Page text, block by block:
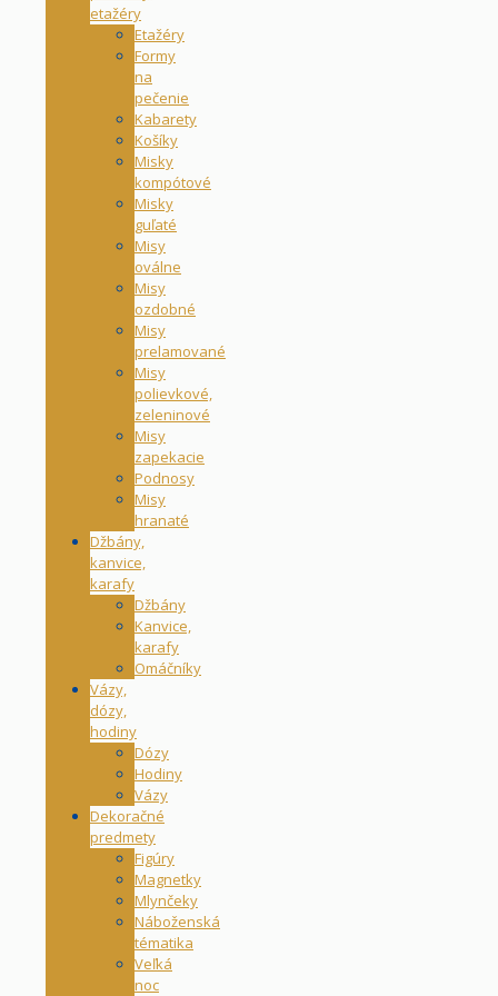
etažéry
Etažéry
Formy
na
pečenie
Kabarety
Košíky
Misky
kompótové
Misky
guľaté
Misy
oválne
Misy
ozdobné
Misy
prelamované
Misy
polievkové,
zeleninové
Misy
zapekacie
Podnosy
Misy
hranaté
Džbány,
kanvice,
karafy
Džbány
Kanvice,
karafy
Omáčníky
Vázy,
dózy,
hodiny
Dózy
Hodiny
Vázy
Dekoračné
predmety
Figúry
Magnetky
Mlynčeky
Náboženská
tématika
Veľká
noc